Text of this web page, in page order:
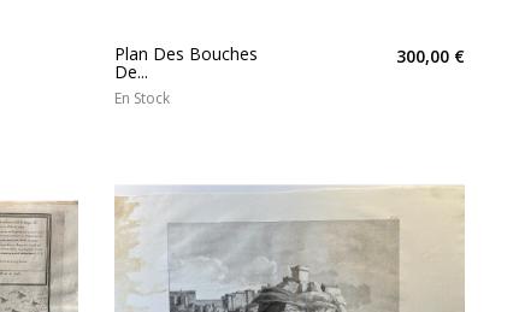
Plan Des Bouches
De...
300,00 €
En Stock